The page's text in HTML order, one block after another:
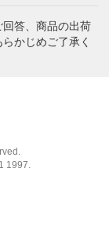
答、商品の出荷
かじめご了承く
1997.